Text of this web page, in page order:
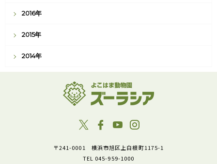
2016年
2015年
2014年
〒241-0001 横浜市旭区上白根町1175-1
TEL 045-959-1000